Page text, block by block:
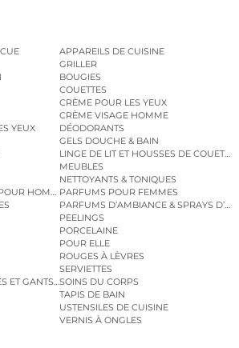
APPAREILS DE CUISINE
GRILLER
BOUGIES
COUETTES
CRÈME POUR LES YEUX
CRÈME VISAGE HOMME
YEUX
DÉODORANTS
GELS DOUCHE & BAIN
LINGE DE LIT ET HOUSSES DE COUETTE
MEUBLES
NETTOYANTS & TONIQUES
HOMMESPARFUMS POUR FEMMES
PARFUMS D’AMBIANCE & SPRAYS
PEELINGS
PORCELAINE
POUR ELLE
ROUGES À LÈVRES
SERVIETTES
ET GANTS DE TOILETTE
SOINS DU CORPS
TAPIS DE BAIN
USTENSILES DE CUISINE
VERNIS À ONGLES